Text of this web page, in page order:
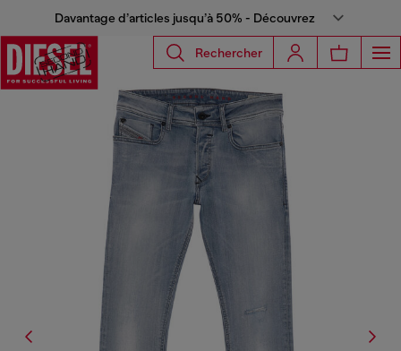
Davantage d’articles jusqu’à 50% - Découvrez
Rechercher